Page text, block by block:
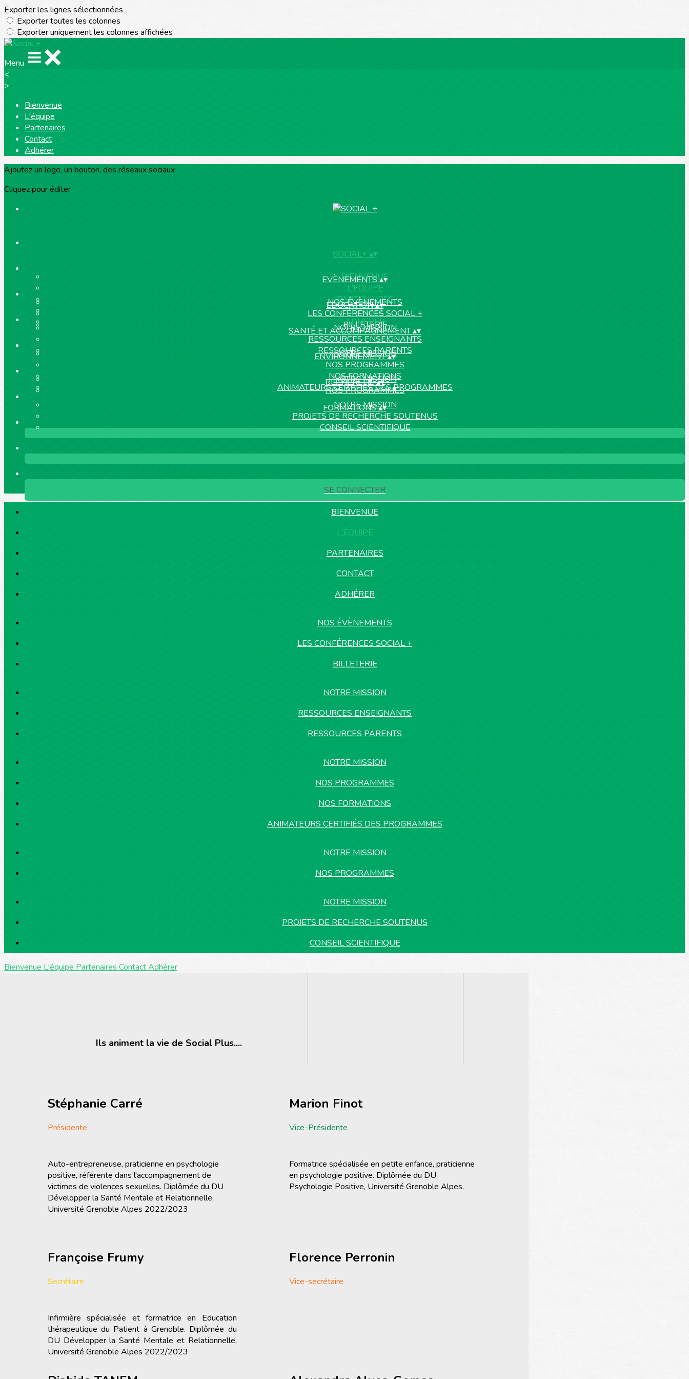
Exporter les lignes sélectionnées
Exporter toutes les colonnes
Exporter uniquement les colonnes affichées
Menu
<
>
Bienvenue
L'équipe
Partenaires
Contact
Adhérer
Ajoutez un logo, un bouton, des réseaux sociaux
Cliquez pour éditer
SOCIAL+ ▴▾
BIENVENUE
L'ÉQUIPE
PARTENAIRES
CONTACT
ADHÉRER
EVÈNEMENTS▴▾
NOS ÉVÈNEMENTS
LES CONFÉRENCES SOCIAL +
BILLETERIE
EDUCATION▴▾
NOTRE MISSION
RESSOURCES ENSEIGNANTS
RESSOURCES PARENTS
SANTÉ ET ACCOMPAGNEMENT▴▾
NOTRE MISSION
NOS PROGRAMMES
NOS FORMATIONS
ANIMATEURS CERTIFIÉS DES PROGRAMMES
ENVIRONNEMENT▴▾
NOTRE MISSION
NOS PROGRAMMES
RECHERCHE▴▾
NOTRE MISSION
PROJETS DE RECHERCHE SOUTENUS
CONSEIL SCIENTIFIQUE
FORMATIONS▴▾
SE CONNECTER
BIENVENUE
L'ÉQUIPE
PARTENAIRES
CONTACT
ADHÉRER
NOS ÉVÈNEMENTS
LES CONFÉRENCES SOCIAL +
BILLETERIE
NOTRE MISSION
RESSOURCES ENSEIGNANTS
RESSOURCES PARENTS
NOTRE MISSION
NOS PROGRAMMES
NOS FORMATIONS
ANIMATEURS CERTIFIÉS DES PROGRAMMES
NOTRE MISSION
NOS PROGRAMMES
NOTRE MISSION
PROJETS DE RECHERCHE SOUTENUS
CONSEIL SCIENTIFIQUE
Bienvenue L'équipe Partenaires ContactAdhérer
Ils animent la vie de Social Plus....
Stéphanie Carré
Présidente
Marion Finot
Vice-Présidente
Auto-entrepreneuse, praticienne en psychologie
positive, référente dans l'accompagnement de
victimes de violences sexuelles. Diplômée du DU
Développer la Santé Mentale et Relationnelle,
Université Grenoble Alpes 2022/2023
Formatrice spécialisée en petite enfance, praticienne
en psychologie positive. Diplômée du DU
Psychologie Positive, Université Grenoble Alpes.
Françoise Frumy
Secrétaire
Florence Perronin
Vice-secrétaire
Infirmière spécialisée et formatrice en Education
thérapeutique du Patient à Grenoble. Diplômée du
DU Développer la Santé Mentale et Relationnelle,
Université Grenoble Alpes 2022/2023